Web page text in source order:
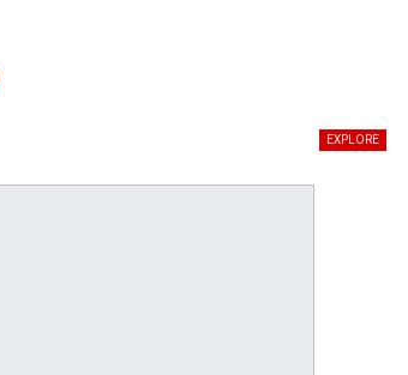
EXPLORE